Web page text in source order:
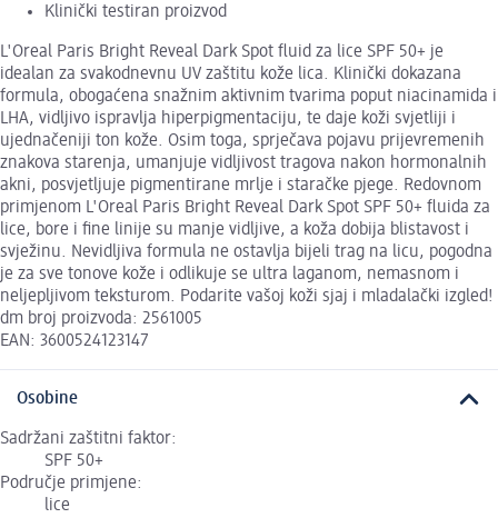
Klinički testiran proizvod
L'Oreal Paris Bright Reveal Dark Spot fluid za lice SPF 50+ je
idealan za svakodnevnu UV zaštitu kože lica. Klinički dokazana
formula, obogaćena snažnim aktivnim tvarima poput niacinamida i
LHA, vidljivo ispravlja hiperpigmentaciju, te daje koži svjetliji i
ujednačeniji ton kože. Osim toga, sprječava pojavu prijevremenih
znakova starenja, umanjuje vidljivost tragova nakon hormonalnih
akni, posvjetljuje pigmentirane mrlje i staračke pjege. Redovnom
primjenom L'Oreal Paris Bright Reveal Dark Spot SPF 50+ fluida za
lice, bore i fine linije su manje vidljive, a koža dobija blistavost i
svježinu. Nevidljiva formula ne ostavlja bijeli trag na licu, pogodna
je za sve tonove kože i odlikuje se ultra laganom, nemasnom i
neljepljivom teksturom. Podarite vašoj koži sjaj i mladalački izgled!
dm broj proizvoda: 2561005
EAN: 3600524123147
Osobine
Sadržani zaštitni faktor:
SPF 50+
Područje primjene:
lice